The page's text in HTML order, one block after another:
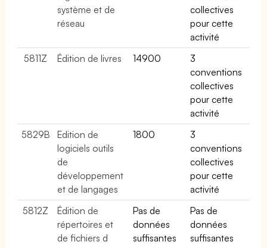
système et de
réseau
collectives
pour cette
activité
5811Z
Édition de livres 14900
3
conventions
collectives
pour cette
activité
5829B
Edition de
logiciels outils
de
développement
et de langages
1800
3
conventions
collectives
pour cette
activité
5812Z
Édition de
répertoires et
de fichiers d
Pas de
données
suffisantes
Pas de
données
suffisantes